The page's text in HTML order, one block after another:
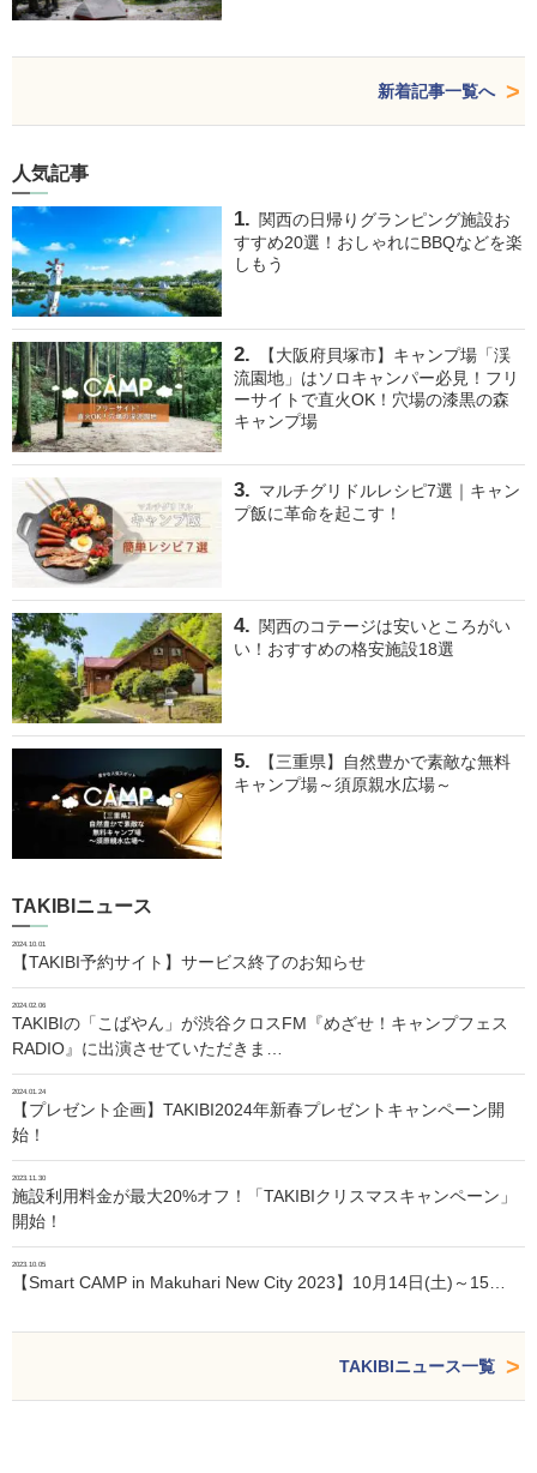
新着記事一覧へ
人気記事
関西の日帰りグランピング施設お
すすめ20選！おしゃれにBBQなどを楽
しもう
【大阪府貝塚市】キャンプ場「渓
流園地」はソロキャンパー必見！フリ
ーサイトで直火OK！穴場の漆黒の森
キャンプ場
マルチグリドルレシピ7選｜キャン
プ飯に革命を起こす！
関西のコテージは安いところがい
い！おすすめの格安施設18選
【三重県】自然豊かで素敵な無料
キャンプ場～須原親水広場～
TAKIBIニュース
2024.10.01
【TAKIBI予約サイト】サービス終了のお知らせ
2024.02.06
TAKIBIの「こばやん」が渋谷クロスFM『めざせ！キャンプフェス
RADIO』に出演させていただきま…
2024.01.24
【プレゼント企画】TAKIBI2024年新春プレゼントキャンペーン開
始！
2023.11.30
施設利用料金が最大20%オフ！「TAKIBIクリスマスキャンペーン」
開始！
2023.10.05
【Smart CAMP in Makuhari New City 2023】10月14日(土)～15…
TAKIBIニュース一覧